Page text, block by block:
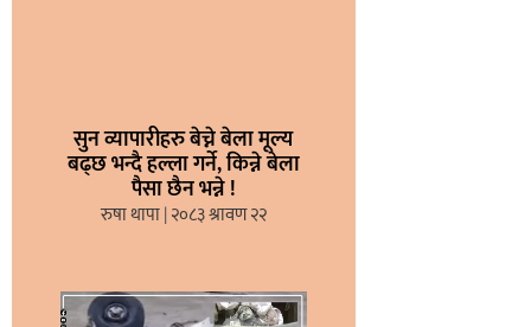
सुन व्यापारीहरु बेच्ने बेला मूल्य
बढ्छ भन्दै हल्ला गर्ने, किन्ने बेला
पैसा छैन भन्ने !
रुषा थापा २०८३ श्रावण २२